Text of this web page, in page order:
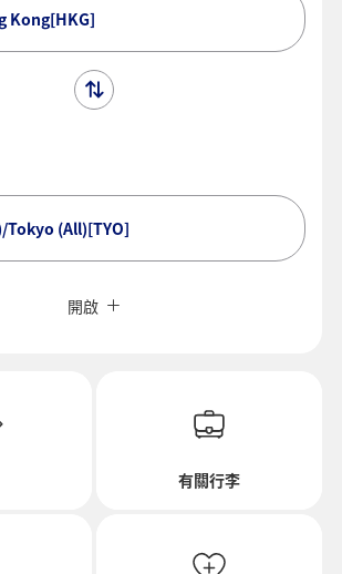
Kong[HKG]
Tokyo (All)[TYO]
期和時段
開啟
有關行李